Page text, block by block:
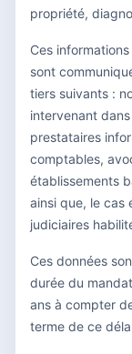
propriété,
Ces
sont
tiers suivants :
intervenant
prestataires
comptables,
établissements
ainsi que, le cas
judiciaires
Ces données
durée du
ans à compter
terme de ce